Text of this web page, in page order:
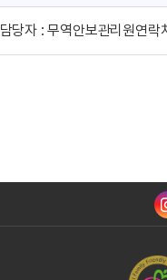
담당자 :무역안보관리원연락